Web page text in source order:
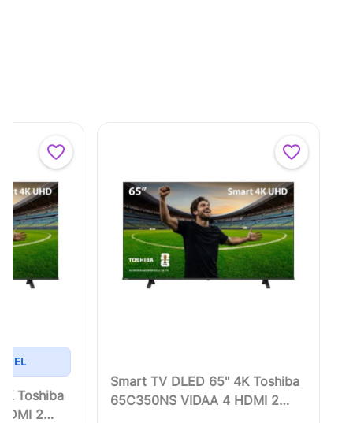
Toshiba
2
Smart TV DLED 65" 4K Toshiba
65C350NS VIDAA 4 HDMI 2